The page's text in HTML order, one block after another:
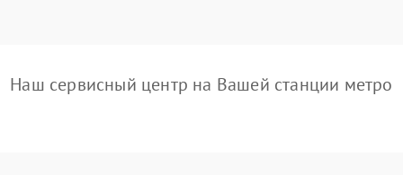
Наш сервисный центр на Вашей станции метро